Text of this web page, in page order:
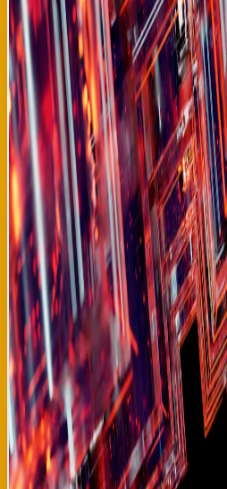
Un equipo internacional de
Organización Mundial de la Salud ha
de un sistema de inteligencia
con precisión del 99.8%,
diagnóstico de una enfermedad que
personas anualmente en el mundo y
epidemiológica en países en
con 500,000 imágenes
puede analizar radiografías de tórax
diagnósticos más precisos que
especialmente en casos de
medicamentos. Esta tecnología
diagnóstico médico en regiones de
donde la tuberculosis prevalece,
especializados es limitado. El
gratuitamente a clínicas de bajo
desarrollo comenzando en 2027. La
particularmente devastadora en
representa causa principal de
infecciosas, después de COVID-19.
Colombia reportan tasas de
promedio mundial, con sistemas de
capacidad diagnóstica suficiente. El
permitir diagnósticos masivos
tempranos que aumentan tasa de
potencialmente 95%. Los
reemplaza radiólogos, sino que